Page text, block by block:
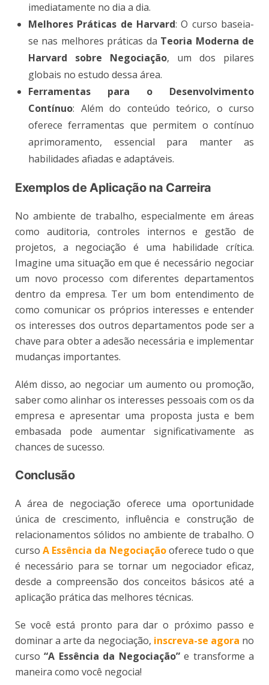
imediatamente no dia a dia​.
Melhores Práticas de Harvard: O curso baseia-
se nas melhores práticas da Teoria Moderna de
Harvard sobre Negociação, um dos pilares
globais no estudo dessa área​.
Ferramentas para o Desenvolvimento
Contínuo: Além do conteúdo teórico, o curso
oferece ferramentas que permitem o contínuo
aprimoramento, essencial para manter as
habilidades afiadas e adaptáveis​.
Exemplos de Aplicação na Carreira
No ambiente de trabalho, especialmente em áreas
como auditoria, controles internos e gestão de
projetos, a negociação é uma habilidade crítica.
Imagine uma situação em que é necessário negociar
um novo processo com diferentes departamentos
dentro da empresa. Ter um bom entendimento de
como comunicar os próprios interesses e entender
os interesses dos outros departamentos pode ser a
chave para obter a adesão necessária e implementar
mudanças importantes.
Além disso, ao negociar um aumento ou promoção,
saber como alinhar os interesses pessoais com os da
empresa e apresentar uma proposta justa e bem
embasada pode aumentar significativamente as
chances de sucesso​.
Conclusão
A área de negociação oferece uma oportunidade
única de crescimento, influência e construção de
relacionamentos sólidos no ambiente de trabalho. O
cursoA Essência da Negociaçãooferece tudo o que
é necessário para se tornar um negociador eficaz,
desde a compreensão dos conceitos básicos até a
aplicação prática das melhores técnicas.
Se você está pronto para dar o próximo passo e
dominar a arte da negociação, inscreva-se agora no
curso“A Essência da Negociação”e transforme a
maneira como você negocia!